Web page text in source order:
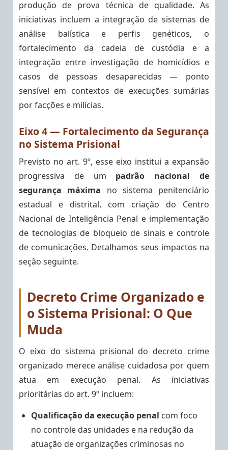
produção de prova técnica de qualidade. As
iniciativas incluem a integração de sistemas de
análise balística e perfis genéticos, o
fortalecimento da cadeia de custódia e a
integração entre investigação de homicídios e
casos de pessoas desaparecidas — ponto
sensível em contextos de execuções sumárias
por facções e milícias.
Eixo 4 — Fortalecimento da Segurança
no Sistema Prisional
Previsto no art. 9º, esse eixo institui a expansão
progressiva de um padrão nacional de
segurança máxima no sistema penitenciário
estadual e distrital, com criação do Centro
Nacional de Inteligência Penal e implementação
de tecnologias de bloqueio de sinais e controle
de comunicações. Detalhamos seus impactos na
seção seguinte.
Decreto Crime Organizado e
o Sistema Prisional: O Que
Muda
O eixo do sistema prisional do decreto crime
organizado merece análise cuidadosa por quem
atua em execução penal. As iniciativas
prioritárias do art. 9º incluem:
Qualificação da execução penal com foco
no controle das unidades e na redução da
atuação de organizações criminosas no